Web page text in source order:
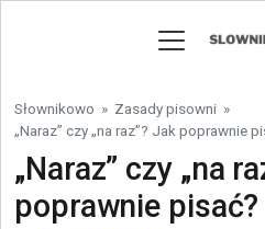
Słownikowo » Zasady pisowni »
„Naraz” czy „na raz”? Jak poprawnie
„Naraz” czy „na
poprawnie pisać?